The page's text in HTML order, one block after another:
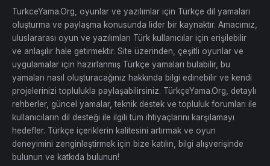
Yamaya kurulum dosyası eklendi.
Önceki sürümlerde yaşanan
kurulum zorluklarını gidermekiçin otomatik yükleyici hazırlandı.
Artık daha kolay kurulum yapabilirsiniz.
Görev açıklamaları, diyaloglar ve NPC konuşmaları daha
anlamlı hale getirildi. Bazı ifadeler,Türkçeye daha uygun olacak
şekilde revize edildi
ve anlam karmaşasının önüne geçildi.
Kurulum Talimatları
Yamayı sorunsuz bir şekilde kurabilmek için şu adımları izleyin:
Temiz bir oyun kurulumu yapın.Daha önce yüklediğiniz eski
yamalar varsa, bunları tamamen kaldırın.
Oyunun Options -> Data Files
TurkceYama.Org, oyunlar ve yazılımlar için Türkçe dil yamaları
oluşturma ve paylaşma konusunda lider bir kaynaktır. Amacımız,
uluslararası oyun ve yazılımları Türk kullanıcılar için erişilebilir
ve anlaşılır hale getirmektir. Site üzerinden, çeşitli oyunlar ve
uygulamalar için hazırlanmış Türkçe yamaları bulabilir, bu
yamaları nasıl oluşturacağınız hakkında bilgi edinebilir ve kendi
projelerinizi toplulukla paylaşabilirsiniz. TürkçeYama.Org, detaylı
rehberler, güncel yamalar, teknik destek ve topluluk forumları ile
kullanıcıların dil desteği ile ilgili tüm ihtiyaçlarını karşılamayı
hedefler. Türkçe içeriklerin kalitesini artırmak ve oyun
deneyimini zenginleştirmek için bize katılın, bilgi alışverişinde
bulunun ve katkıda bulunun!